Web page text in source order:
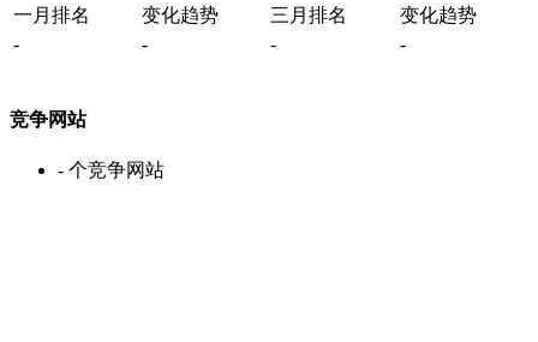
一月排名
变化趋势 三月排名
变化趋势
-
- - -
竞争网站
- 个竞争网站